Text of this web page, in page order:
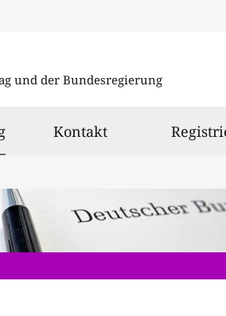
und der Bundesregierung
ausgewählt
Kontakt